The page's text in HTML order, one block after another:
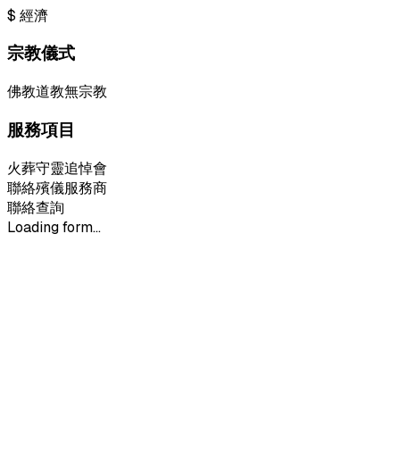
$ 經濟
宗教儀式
佛教道教無宗教
服務項目
火葬守靈追悼會
聯絡殯儀服務商
聯絡查詢
Loading form...